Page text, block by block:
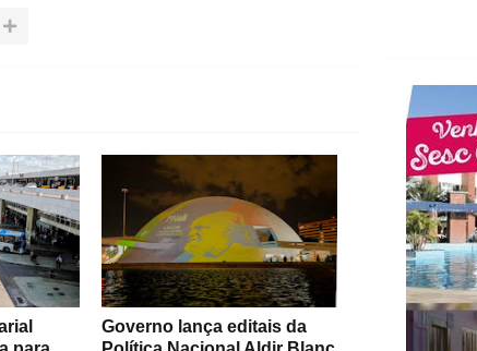
Governo lança editais da